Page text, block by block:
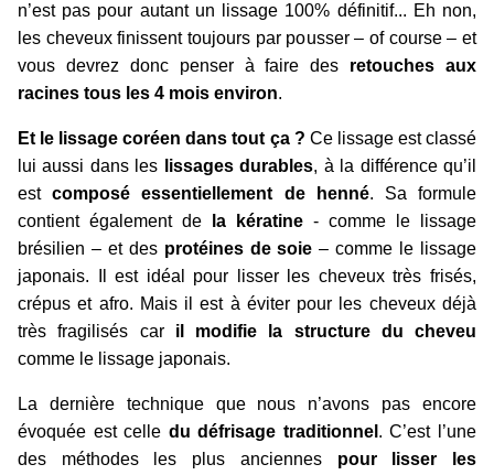
n’est pas pour autant un lissage 100% définitif... Eh non,
les cheveux finissent toujours par pousser – of course – et
vous devrez donc penser à faire des retouches aux
racines tous les 4 mois environ.
Et le lissage coréen dans tout ça ? Ce lissage est classé
lui aussi dans les
lissages durables, à la différence qu’il
estcomposé essentiellement de henné. Sa formule
contient également de
la kératine - comme le lissage
brésilien – et des protéines de soie – comme le lissage
japonais. Il est idéal pour lisser les cheveux très frisés,
crépus et afro. Mais il est à éviter pour les cheveux déjà
très fragilisés car il modifie la structure du cheveu
comme le lissage japonais.
La dernière technique que nous n’avons pas encore
évoquée est celle du défrisage traditionnel . C’est l’une
des méthodes les plus anciennes pour lisser les